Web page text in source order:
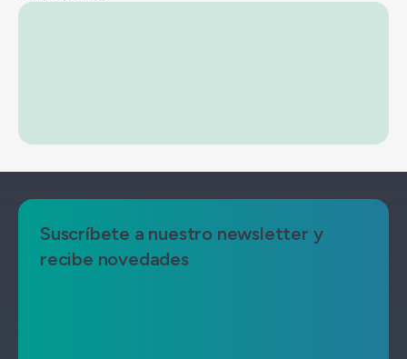
Suscríbete a nuestro newsletter y
recibe novedades